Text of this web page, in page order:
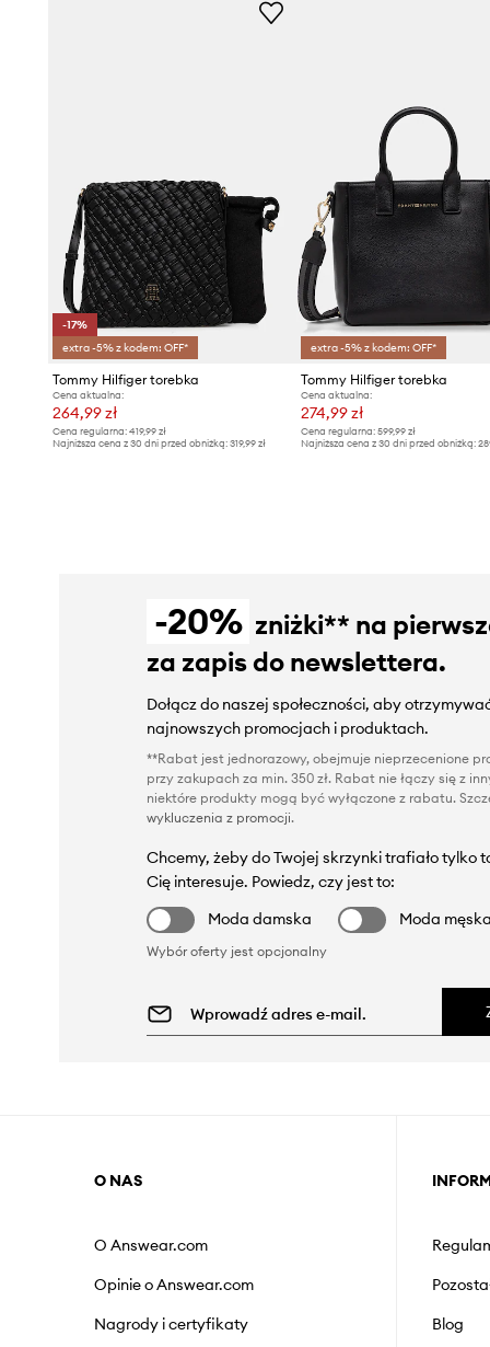
-17%
extra -5% z kodem: OFF*
Tommy Hilfiger torebka
Cena aktualna:
264,99 zł
Cena regularna: 419,99 zł
Najniższa cena z 30 dni przed obniżką: 319,99 zł
extra -5% z kodem: OFF*
Tommy Hilfiger torebka
Cena aktualna:
274,99 zł
Cena regularna:599,99 zł
Najniższa cena z 30 dni przed obniżką:
-20% zniżki** na
za zapis do newslettera.
Dołącz do naszej społeczności, aby
najnowszych promocjach i produktach.
**Rabat jest jednorazowy, obejmuje nieprzecenione
przy zakupach za min. 350 zł. Rabat nie łączy się z
niektóre produkty mogą być wyłączone z rabatu.
wykluczenia z promocji.
Chcemy, żeby do Twojej skrzynki trafiało tylko
Cię interesuje. Powiedz, czy jest to:
Moda damska
Moda męska
Wybór oferty jest opcjonalny
O NAS
O Answear.com
Opinie o Answear.com
Nagrody i certyfikaty
Blog